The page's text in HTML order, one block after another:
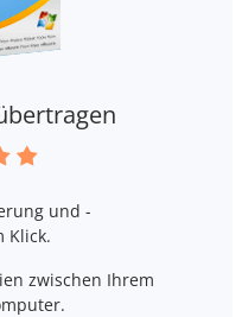
und -
Klick.
zwischen Ihrem